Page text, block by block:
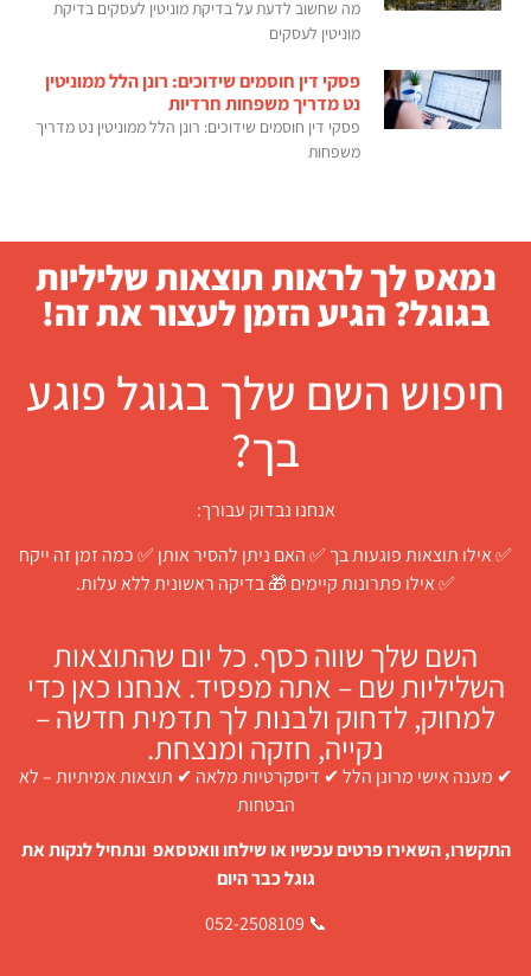
מה שחשוב לדעת על בדיקת מוניטין לעסקים בדיקת
מוניטין לעסקים
פסקי דין חוסמים שידוכים: רונן הלל ממוניטין
נט מדריך משפחות חרדיות
פסקי דין חוסמים שידוכים: רונן הלל ממוניטין נט מדריך
משפחות
נמאס לך לראות תוצאות שליליות
בגוגל? הגיע הזמן לעצור את זה!
חיפוש השם שלך בגוגל פוגע
בך?
אנחנו נבדוק עבורך:
✅ אילו תוצאות פוגעות בך ✅ האם ניתן להסיר אותן ✅ כמה זמן זה ייקח
✅ אילו פתרונות קיימים 🎁 בדיקה ראשונית ללא עלות.
השם שלך שווה כסף. כל יום שהתוצאות
השליליות שם – אתה מפסיד. אנחנו כאן כדי
למחוק, לדחוק ולבנות לך תדמית חדשה –
נקייה, חזקה ומנצחת.
✔ מענה אישי מרונן הלל ✔ דיסקרטיות מלאה ✔ תוצאות אמיתיות – לא
הבטחות
התקשרו, השאירו פרטים עכשיו או שילחו וואטסאפ ונתחיל לנקות את
גוגל כבר היום
📞 052-2508109